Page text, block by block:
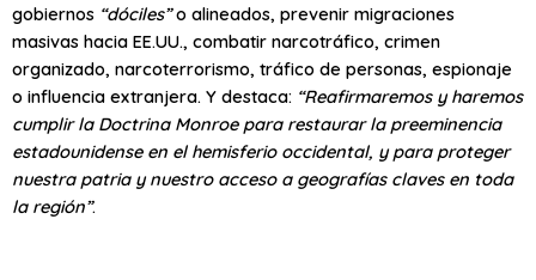
gobiernos “dóciles”o alineados, prevenir migraciones
masivas hacia EE.UU., combatir narcotráfico, crimen
organizado, narcoterrorismo, tráfico de personas, espionaje
o influencia extranjera. Y destaca: “Reafirmaremos y haremos
cumplir la Doctrina Monroe para restaurar la preeminencia
estadounidense en el hemisferio occidental, y para proteger
nuestra patria y nuestro acceso a geografías claves en toda
la región”.